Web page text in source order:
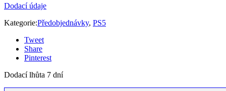
Dodací údaje
Kategorie:Předobjednávky, PS5
Tweet
Share
Pinterest
Dodací lhůta 7 dní